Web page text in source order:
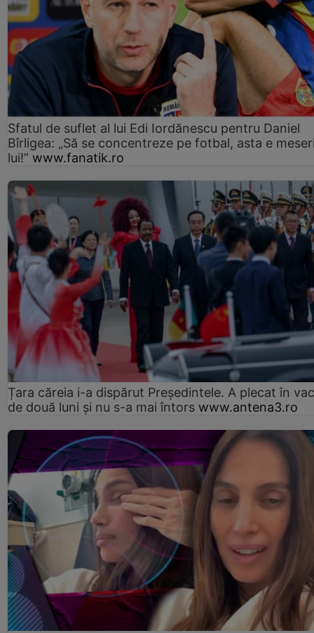
Sfatul de suflet al lui Edi Iordănescu pentru Daniel
Bîrligea: „Să se concentreze pe fotbal, asta e
lui!” www.fanatik.ro
Țara căreia i-a dispărut Președintele. A plecat în
de două luni și nu s-a mai întors www.antena3.ro